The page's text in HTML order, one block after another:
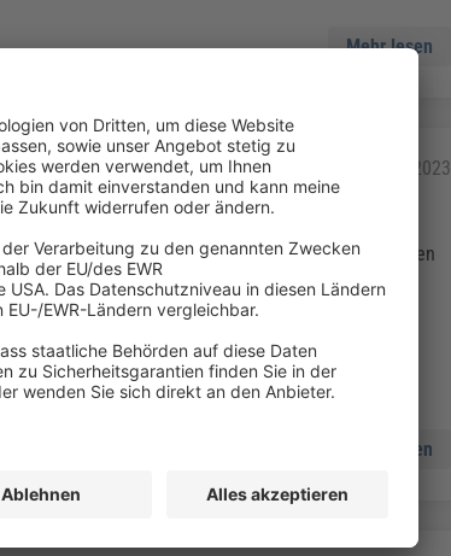
Mehr lesen
Beispiele und gesetzliche
06.02.2023
Aufsichtspflicht gegenüber den zu betreuenden
Bereiche und muss je nach Situation anders
der Kita? Ab wann wird sie verletzt und
Mehr lesen